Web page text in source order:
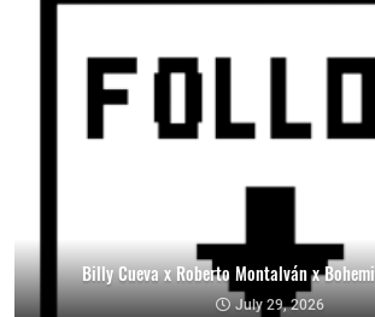
Billy Cueva x Roberto Montalván x
July 29, 2026